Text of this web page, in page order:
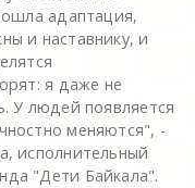
адаптация,
и наставнику, и
я даже не
У людей появляется
меняются", -
исполнительный
"Дети Байкала".